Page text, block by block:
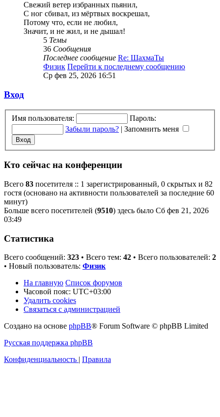
Свежий ветер избранных пьянил,
С ног сбивал, из мёртвых воскрешал,
Потому что, если не любил,
Значит, и не жил, и не дышал!
5 Темы
36 Сообщения
Последнее сообщение Re: ШахмаТы
Физик Перейти к последнему сообщению
Ср фев 25, 2026 16:51
Вход
Имя пользователя:
Пароль:
Забыли пароль? | Запомнить меня
Кто сейчас на конференции
Всего 83 посетителя :: 1 зарегистрированный, 0 скрытых и 82
гостя (основано на активности пользователей за последние 60
минут)
Больше всего посетителей (9510) здесь было Сб фев 21, 2026
03:49
Статистика
Всего сообщений: 323 • Всего тем: 42 • Всего пользователей: 2
• Новый пользователь: Физик
На главную Список форумов
Часовой пояс: UTC+03:00
Удалить cookies
Связаться с администрацией
Создано на основе phpBB® Forum Software © phpBB Limited
Русская поддержка phpBB
Конфиденциальность | Правила